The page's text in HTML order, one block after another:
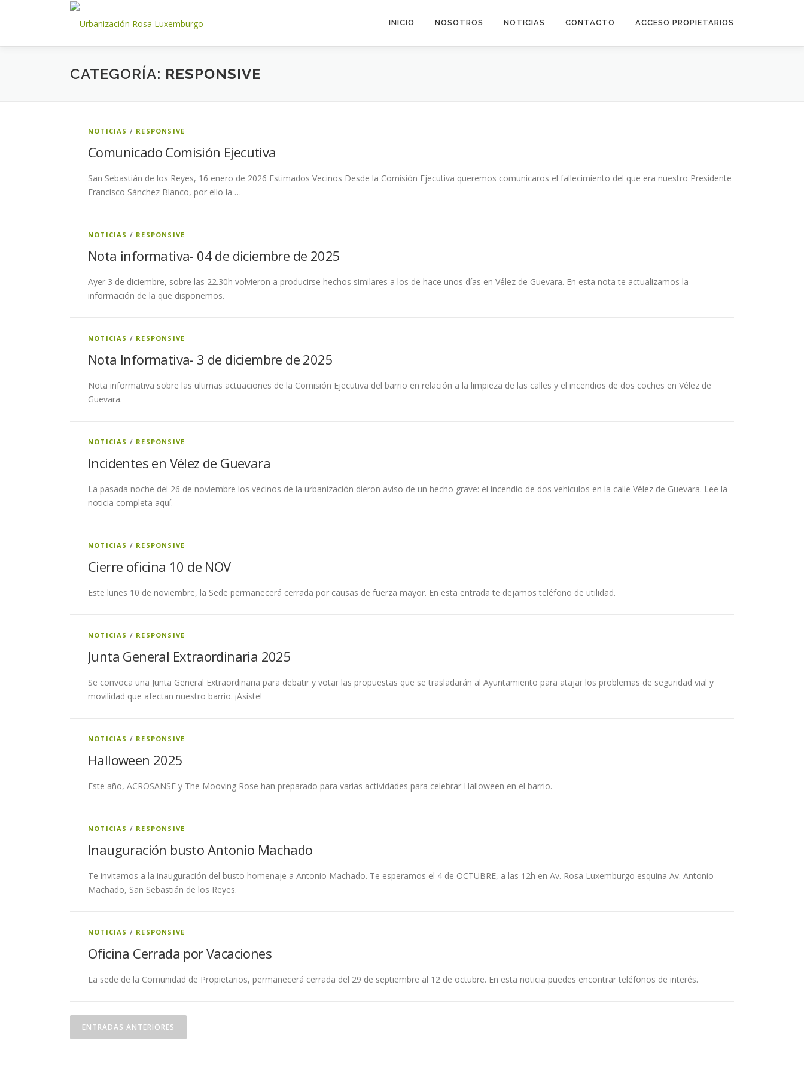
INICIO NOSOTROS NOTICIAS CONTACTO ACCESO PROPIETARIOS
CATEGORÍA: RESPONSIVE
NOTICIAS / RESPONSIVE
Comunicado Comisión Ejecutiva
San Sebastián de los Reyes, 16 enero de 2026 Estimados Vecinos Desde la Comisión Ejecutiva queremos comunicaros el fallecimiento del que era nuestro Presidente
Francisco Sánchez Blanco, por ello la …
NOTICIAS / RESPONSIVE
Nota informativa- 04 de diciembre de 2025
Ayer 3 de diciembre, sobre las 22.30h volvieron a producirse hechos similares a los de hace unos días en Vélez de Guevara. En esta nota te actualizamos la
información de la que disponemos.
NOTICIAS / RESPONSIVE
Nota Informativa- 3 de diciembre de 2025
Nota informativa sobre las ultimas actuaciones de la Comisión Ejecutiva del barrio en relación a la limpieza de las calles y el incendios de dos coches en Vélez de
Guevara.
NOTICIAS / RESPONSIVE
Incidentes en Vélez de Guevara
La pasada noche del 26 de noviembre los vecinos de la urbanización dieron aviso de un hecho grave: el incendio de dos vehículos en la calle Vélez de Guevara. Lee la
noticia completa aquí.
NOTICIAS / RESPONSIVE
Cierre oficina 10 de NOV
Este lunes 10 de noviembre, la Sede permanecerá cerrada por causas de fuerza mayor. En esta entrada te dejamos teléfono de utilidad.
NOTICIAS / RESPONSIVE
Junta General Extraordinaria 2025
Se convoca una Junta General Extraordinaria para debatir y votar las propuestas que se trasladarán al Ayuntamiento para atajar los problemas de seguridad vial y
movilidad que afectan nuestro barrio. ¡Asiste!
NOTICIAS / RESPONSIVE
Halloween 2025
Este año, ACROSANSE y The Mooving Rose han preparado para varias actividades para celebrar Halloween en el barrio.
NOTICIAS / RESPONSIVE
Inauguración busto Antonio Machado
Te invitamos a la inauguración del busto homenaje a Antonio Machado. Te esperamos el 4 de OCTUBRE, a las 12h en Av. Rosa Luxemburgo esquina Av. Antonio
Machado, San Sebastián de los Reyes.
NOTICIAS / RESPONSIVE
Oficina Cerrada por Vacaciones
La sede de la Comunidad de Propietarios, permanecerá cerrada del 29 de septiembre al 12 de octubre. En esta noticia puedes encontrar teléfonos de interés.
N
a ENTRADAS ANTERIORES